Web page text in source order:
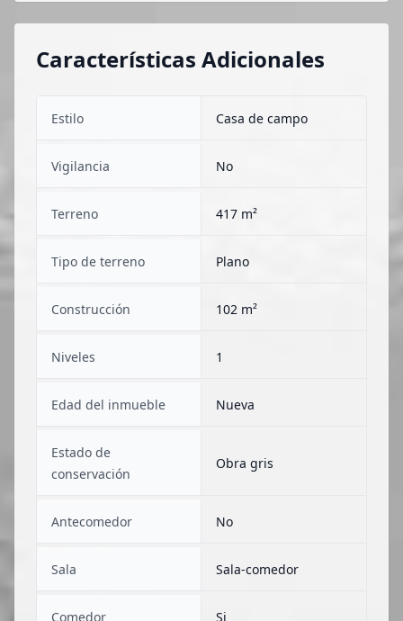
Características Adicionales
Estilo Casa de campo
Vigilancia No
Terreno 417 m²
Tipo de terreno Plano
Construcción 102 m²
Niveles 1
Edad del inmueble Nueva
Estado de
conservación
Obra gris
Antecomedor No
Sala Sala-comedor
Comedor Si